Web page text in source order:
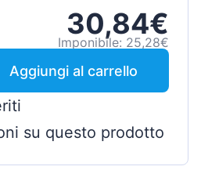
30,84€
Imponibile: 25,28€
Aggiungi al carrello
su questo prodotto